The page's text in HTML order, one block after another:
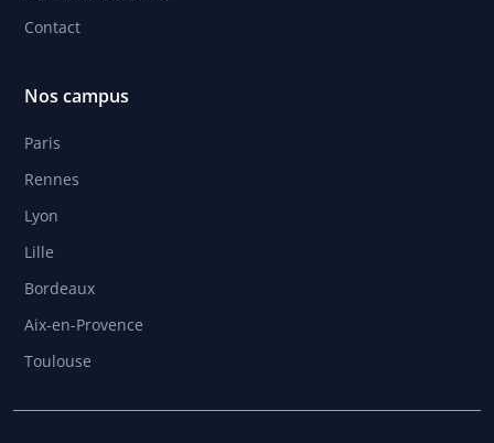
Contact
Nos campus
Paris
Rennes
Lyon
Lille
Bordeaux
Aix-en-Provence
Toulouse